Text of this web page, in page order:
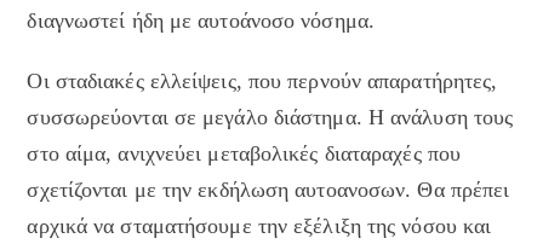
διαγνωστεί ήδη με αυτοάνοσο νόσημα.
Οι σταδιακές ελλείψεις, που περνούν απαρατήρητες,
συσσωρεύονται σε μεγάλο διάστημα. Η ανάλυση τους
στο αίμα, ανιχνεύει μεταβολικές διαταραχές που
σχετίζονται με την εκδήλωση αυτοανοσων.Θα πρέπει
αρχικά να σταματήσουμε την εξέλιξη της νόσου και